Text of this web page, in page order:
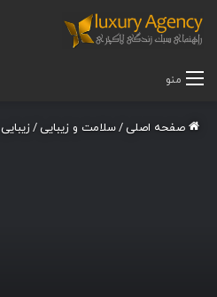
منو
صفحه اصلی/سلامت و زیبایی/